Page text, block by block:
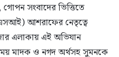
গোপন সংবাদের ভিত্তিতে
আশরাফের নেতৃত্বে
এলাকায় এই অভিযান
মাদক ও নগদ অর্থসহ সুমনকে